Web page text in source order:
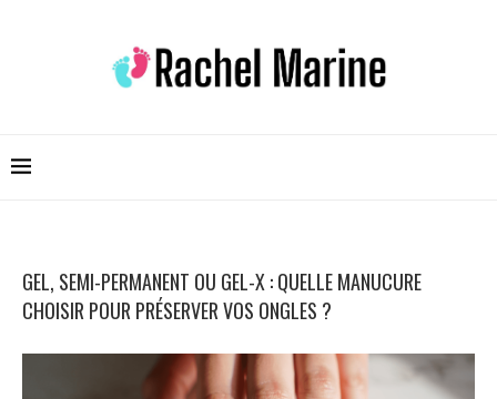
GEL, SEMI-PERMANENT OU GEL-X : QUELLE MANUCURE
CHOISIR POUR PRÉSERVER VOS ONGLES ?